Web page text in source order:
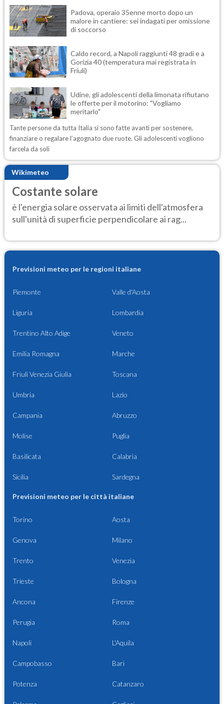
Padova, operaio 35enne morto dopo un
malore in cantiere: sei indagati per omissione
di soccorso
Caldo record, a Napoli raggiunti 48 gradi e a
Gorizia 40 (temperatura mai registrata in
Friuli)
Udine, gli adolescenti della limonata rifiutano
le offerte per il motorino: "Vogliamo
meritarlo"
Tante persone da tutta Italia si sono fatte avanti per sostenere,
finanziare o regalare l’agognato due ruote. Gli adolescenti vogliono
farcela da soli
Wikimeteo
Costante solare
è l'energia solare osservata ai limiti dell'atmosfera
sull'unità di superficie perpendicolare ai rag...
Previsioni meteo per le regioni italiane
Piemonte Valle d'Aosta
Liguria Lombardia
Trentino Alto Adige Veneto
Emilia Romagna Marche
Friuli Venezia Giulia Toscana
Umbria Lazio
Campania Abruzzo
Molise Puglia
Basilicata Calabria
Sicilia Sardegna
Previsioni meteo per le città italiane
Torino Aosta
Genova Milano
Trento Venezia
Trieste Bologna
Ancona Firenze
Perugia Roma
Napoli L'Aquila
Campobasso Bari
Potenza Catanzaro